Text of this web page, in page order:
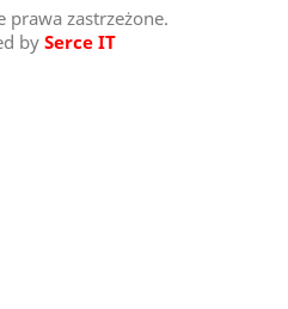
prawa zastrzeżone.
bySerce IT